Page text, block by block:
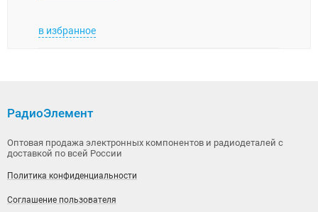
в избранное
РадиоЭлемент
Оптовая продажа электронных компонентов и радиодеталей с
доставкой по всей России
Политика конфиденциальности
Соглашение пользователя